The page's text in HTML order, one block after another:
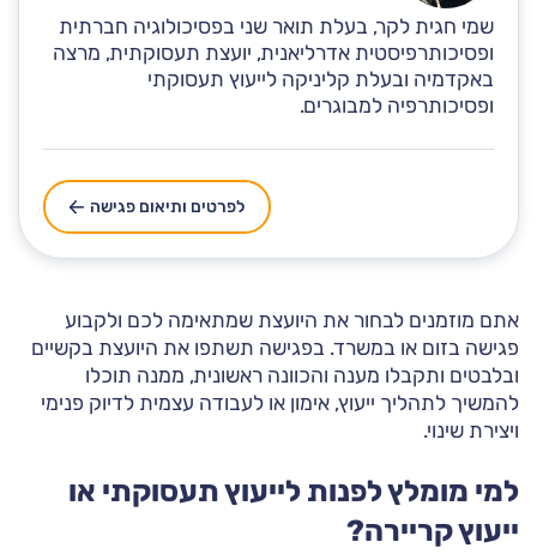
שמי חגית לקר, בעלת תואר שני בפסיכולוגיה חברתית
ופסיכותרפיסטית אדרליאנית, יועצת תעסוקתית, מרצה
באקדמיה ובעלת קליניקה לייעוץ תעסוקתי
ופסיכותרפיה למבוגרים.
לפרטים ותיאום פגישה
אתם מוזמנים לבחור את היועצת שמתאימה לכם ולקבוע
פגישה בזום או במשרד. בפגישה תשתפו את היועצת בקשיים
ובלבטים ותקבלו מענה והכוונה ראשונית, ממנה תוכלו
להמשיך לתהליך ייעוץ, אימון או לעבודה עצמית לדיוק פנימי
ויצירת שינוי.
למי מומלץ לפנות לייעוץ תעסוקתי או
ייעוץ קריירה?